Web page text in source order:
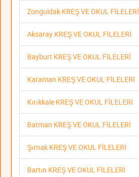
Zonguldak KREŞ VE OKUL FİLELERİ
Aksaray KREŞ VE OKUL FİLELERİ
Bayburt KREŞ VE OKUL FİLELERİ
Karaman KREŞ VE OKUL FİLELERİ
Kırıkkale KREŞ VE OKUL FİLELERİ
Batman KREŞ VE OKUL FİLELERİ
Şırnak KREŞ VE OKUL FİLELERİ
Bartın KREŞ VE OKUL FİLELERİ